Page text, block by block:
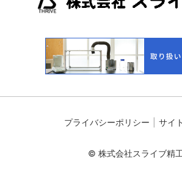
プライバシーポリシー サイ
© 株式会社スライブ精